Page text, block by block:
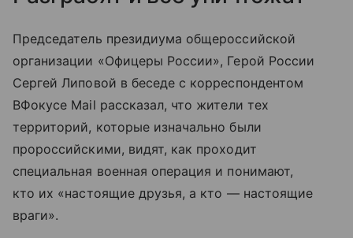
Председатель президиума общероссийской
организации «Офицеры России», Герой России
Сергей Липовой в беседе с корреспондентом
ВФокусе Mail рассказал, что жители тех
территорий, которые изначально были
пророссийскими, видят, как проходит
специальная военная операция и понимают,
кто их «настоящие друзья, а кто — настоящие
враги».